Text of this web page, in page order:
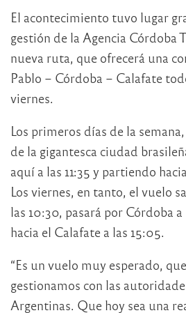
El acontecimiento tuvo lugar
gestión de la Agencia Córdoba
nueva ruta, que ofrecerá una
Pablo – Córdoba – Calafate
viernes.
Los primeros días de la
de la gigantesca ciudad
aquí a las 11:35 y partiendo
Los viernes, en tanto, el vuelo
las 10:30, pasará por Córdoba
hacia el Calafate a las 15:05.
“Es un vuelo muy esperado,
gestionamos con las
Argentinas. Que hoy sea una